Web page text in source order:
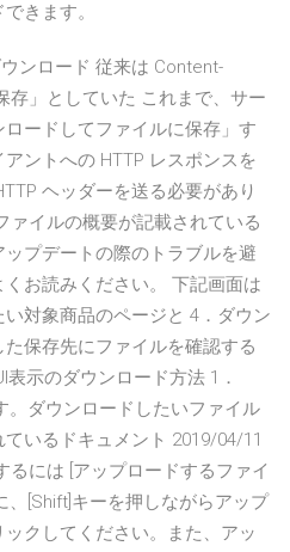
きます。
ンロード 従来は Content-
存」としていた これまで、サー
ードしてファイルに保存」す
ントへの HTTP レスポンスを
ヘッダーを送る必要があり
ァイルの概要が記載されている
プデートの際のトラブルを避
お読みください。 下記画面は
対象商品のページと 4．ダウン
保存先にファイルを確認する
示のダウンロード方法 1．
。ダウンロードしたいファイル
いるドキュメント 2019/04/11
るには [アップロードするファイ
、[Shift]キーを押しながらアップ
クしてください。また、アッ